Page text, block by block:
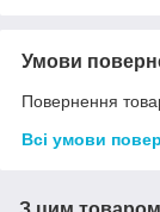
Умови
Повернення
Всі умови